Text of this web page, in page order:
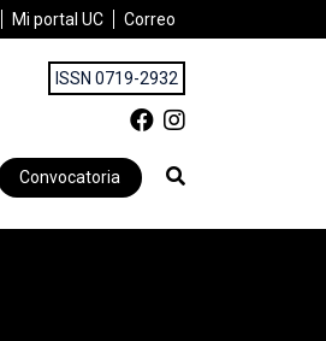
Mi portal UC Correo
ISSN 0719-2932
Convocatoria